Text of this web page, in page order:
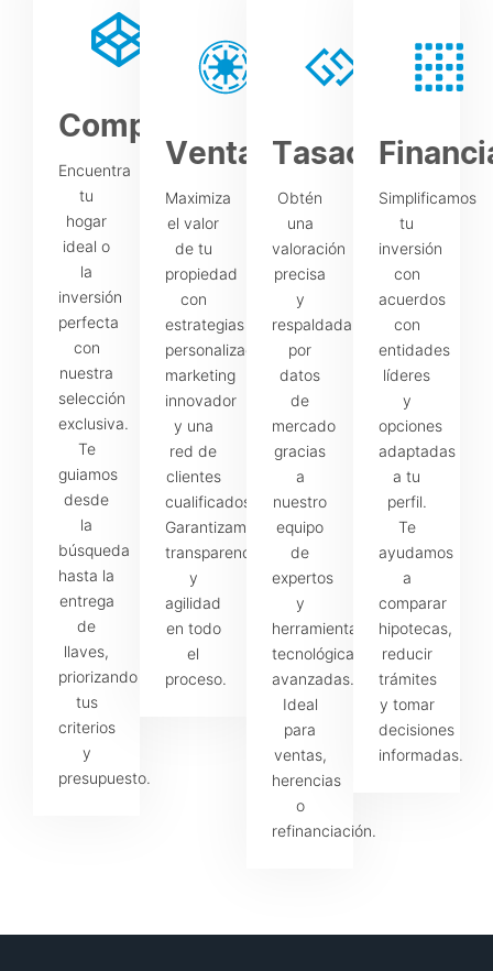
Compra
Encuentra
tu
hogar
ideal o
la
inversión
perfecta
con
nuestra
selección
exclusiva.
Te
guiamos
desde
la
búsqueda
hasta la
entrega
de
llaves,
priorizando
tus
criterios
y
presupuesto.
Venta
Maximiza
el valor
de tu
propiedad
con
estrategias
personalizadas,
marketing
innovador
y una
red de
clientes
cualificados.
Garantizamos
transparencia
y
agilidad
en todo
el
proceso.
Tasación
Obtén
una
valoración
precisa
y
respaldada
por
datos
de
mercado
gracias
a
nuestro
equipo
de
expertos
y
herramientas
tecnológicas
avanzadas.
Ideal
para
ventas,
herencias
o
refinanciación.
Simplificamos
tu
inversión
con
acuerdos
con
entidades
líderes
y
opciones
adaptadas
a tu
perfil.
Te
ayudamos
a
comparar
hipotecas,
reducir
trámites
y tomar
decisiones
informadas.